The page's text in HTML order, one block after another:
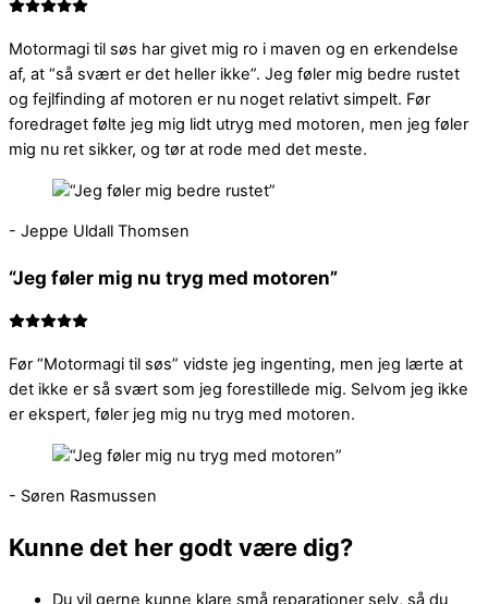
Motormagi til søs har givet mig ro i maven og en erkendelse
af, at “så svært er det heller ikke”. Jeg føler mig bedre rustet
og fejlfinding af motoren er nu noget relativt simpelt. Før
foredraget følte jeg mig lidt utryg med motoren, men jeg føler
mig nu ret sikker, og tør at rode med det meste.
- Jeppe Uldall Thomsen
“Jeg føler mig nu tryg med motoren”
Før “Motormagi til søs” vidste jeg ingenting, men jeg lærte at
det ikke er så svært som jeg forestillede mig. Selvom jeg ikke
er ekspert, føler jeg mig nu tryg med motoren.
- Søren Rasmussen
Kunne det her godt være dig?
Du vil gerne kunne klare små reparationer selv, så du